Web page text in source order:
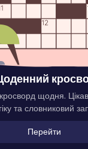
щодня.
та словниковий
Перейти